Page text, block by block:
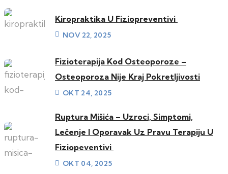
Kiropraktika U Fiziopreventivi
NOV 22, 2025
Fizioterapija Kod Osteoporoze –
Osteoporoza Nije Kraj Pokretljivosti
OKT 24, 2025
Ruptura Mišića – Uzroci, Simptomi,
Lečenje I Oporavak Uz Pravu Terapiju U
Fiziopeventivi
OKT 04, 2025